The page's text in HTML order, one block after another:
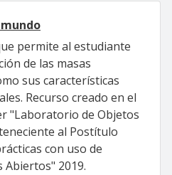
permite al estudiante
de las masas
sus características
Recurso creado en el
"Laboratorio de Objetos
al Postítulo
con uso de
Abiertos" 2019.